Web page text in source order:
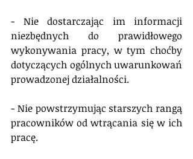
- Nie dostarczając im informacji
niezbędnych do prawidłowego
wykonywania pracy, w tym choćby
dotyczących ogólnych uwarunkowań
prowadzonej działalności.
- Nie powstrzymując starszych rangą
pracowników od wtrącania się w ich
pracę.